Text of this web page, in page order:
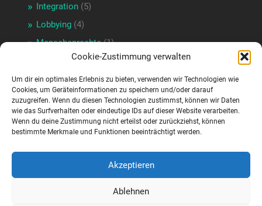
Cookie-Zustimmung verwalten
Um dir ein optimales Erlebnis zu bieten, verwenden wir Technologien wie
Cookies, um Geräteinformationen zu speichern und/oder darauf
zuzugreifen. Wenn du diesen Technologien zustimmst, können wir Daten
wie das Surfverhalten oder eindeutige IDs auf dieser Website verarbeiten.
Wenn du deine Zustimmung nicht erteilst oder zurückziehst, können
bestimmte Merkmale und Funktionen beeinträchtigt werden.
Akzeptieren
Ablehnen
Integration(5)
Lobbying(4)
Menschenrechte(1)
Wirtschaftspolitik(17)
Verkehrspolitik(3)
Wienpolitik (16)
Portraits und Geschichte(16)
Sport(13)
Doping(6)